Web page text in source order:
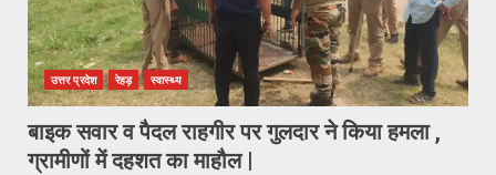
उत्तर प्रदेश रेहड़ स्वास्थ्य
बाइक सवार व पैदल राहगीर पर गुलदार ने किया हमला ,
ग्रामीणों में दहशत का माहौल |